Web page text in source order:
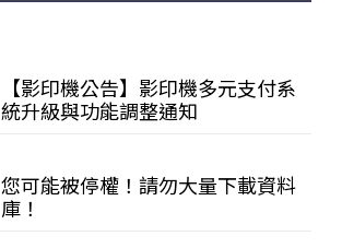
【影印機公告】影印機多元支付系
統升級與功能調整通知
您可能被停權！請勿大量下載資料
庫！